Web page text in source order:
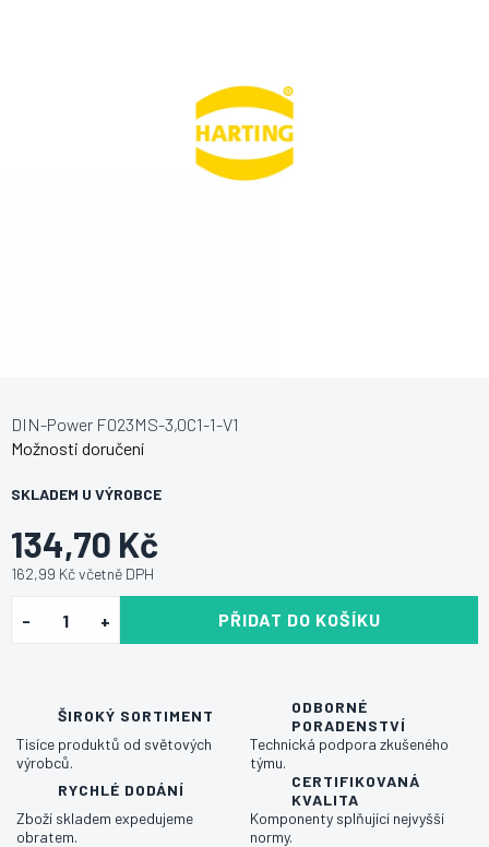
134,70 Kč
162,99 Kč včetně DPH
SKLADEM U VÝROBCE
Možnosti doručení
PŘIDAT DO KOŠÍKU
DIN-Power F023MS-3,0C1-1-V1
ŠIROKÝ SORTIMENT
Tisíce produktů od světových
výrobců.
ODBORNÉ
PORADENSTVÍ
Technická podpora zkušeného
týmu.
RYCHLÉ DODÁNÍ
Zboží skladem expedujeme
obratem.
CERTIFIKOVANÁ
KVALITA
Komponenty splňující nejvyšší
normy.